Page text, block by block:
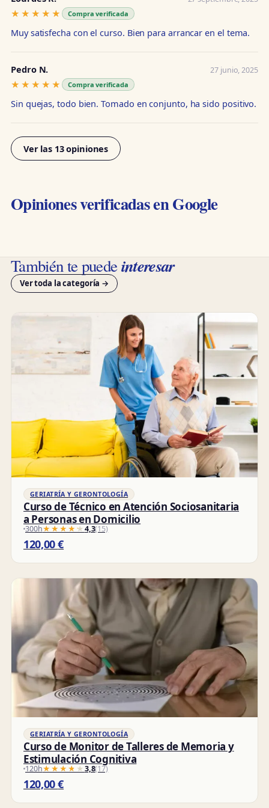
★★★★★
★★★★★ Compra verificada
Muy satisfecha con el curso. Bien para arrancar en el tema.
Pedro N. 27 junio, 2025
★★★★★
★★★★★ Compra verificada
Sin quejas, todo bien. Tomado en conjunto, ha sido positivo.
Ver las 13 opiniones
Opiniones verificadas en Google
También te puedeinteresar
Ver toda la categoría →
GERIATRÍA Y GERONTOLOGÍA
Curso de Técnico en Atención Sociosanitaria
a Personas en Domicilio
300h★★★★★
★★★★★4,3(15)
120,00€
GERIATRÍA Y GERONTOLOGÍA
Curso de Monitor de Talleres de Memoria y
Estimulación Cognitiva
120h★★★★★
★★★★★3,8(17)
120,00€